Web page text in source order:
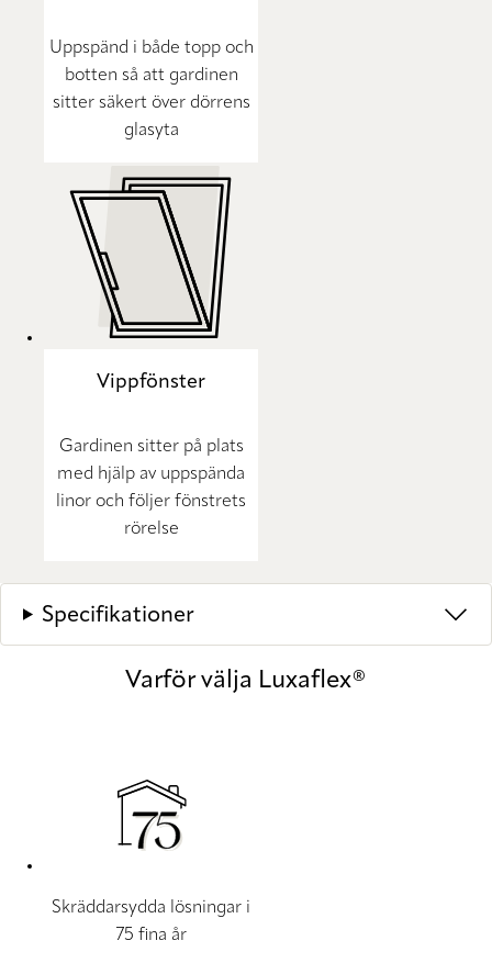
Uppspänd i både topp och
botten så att gardinen
sitter säkert över dörrens
glasyta
Vippfönster
Gardinen sitter på plats
med hjälp av uppspända
linor och följer fönstrets
rörelse
Specifikationer
Varför välja Luxaflex®
Skräddarsydda lösningar i
75 fina år